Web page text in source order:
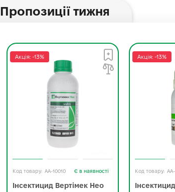
Пропозиції тижня
Акція: -13%
AA-10010 Є в наявності
Інсектицид Вертімек Нео
Акція: -13%